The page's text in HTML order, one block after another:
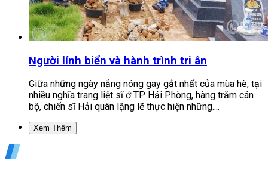
Người lính biển và hành trình tri ân
Giữa những ngày nắng nóng gay gắt nhất của mùa hè, tại
nhiều nghĩa trang liệt sĩ ở TP Hải Phòng, hàng trăm cán
bộ, chiến sĩ Hải quân lặng lẽ thực hiện những....
Xem Thêm